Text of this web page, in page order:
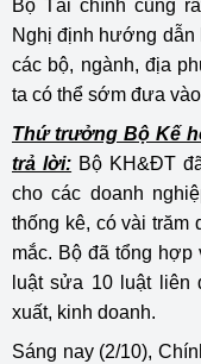
Bộ Tài chính cũng
Nghị định hướng dẫn
các bộ, ngành, địa
ta có thể sớm đưa
Thứ trưởng Bộ Kế
trả lời: Bộ KH&ĐT
cho các doanh
thống kê, có vài
mắc. Bộ đã tổng
luật sửa 10 luật liên
xuất, kinh doanh.
Sáng nay (2/10),